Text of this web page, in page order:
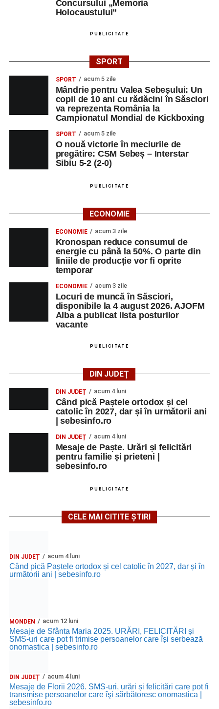
Concursului „Memoria
Holocaustului”
PUBLICITATE
SPORT
SPORT acum 5 zile
Mândrie pentru Valea Sebeșului: Un
copil de 10 ani cu rădăcini în Săsciori
va reprezenta România la
Campionatul Mondial de Kickboxing
SPORT acum 5 zile
O nouă victorie în meciurile de
pregătire: CSM Sebeș – Interstar
Sibiu 5-2 (2-0)
PUBLICITATE
ECONOMIE
ECONOMIE acum 3 zile
Kronospan reduce consumul de
energie cu până la 50%. O parte din
liniile de producție vor fi oprite
temporar
ECONOMIE acum 3 zile
Locuri de muncă în Săsciori,
disponibile la 4 august 2026. AJOFM
Alba a publicat lista posturilor
vacante
PUBLICITATE
DIN JUDEȚ
DIN JUDEȚ acum 4 luni
Când pică Paștele ortodox și cel
catolic în 2027, dar și în următorii ani
| sebesinfo.ro
DIN JUDEȚ acum 4 luni
Mesaje de Paște. Urări și felicitări
pentru familie și prieteni |
sebesinfo.ro
PUBLICITATE
CELE MAI CITITE ȘTIRI
DIN JUDEȚ acum 4 luni
Când pică Paștele ortodox și cel catolic în 2027, dar și în
următorii ani | sebesinfo.ro
MONDEN acum 12 luni
Mesaje de Sfânta Maria 2025. URĂRI, FELICITĂRI și
SMS-uri care pot fi trimise persoanelor care își serbează
onomastica | sebesinfo.ro
DIN JUDEȚ acum 4 luni
Mesaje de Florii 2026. SMS-uri, urări și felicitări care pot fi
transmise persoanelor care îşi sărbătoresc onomastica |
sebesinfo.ro